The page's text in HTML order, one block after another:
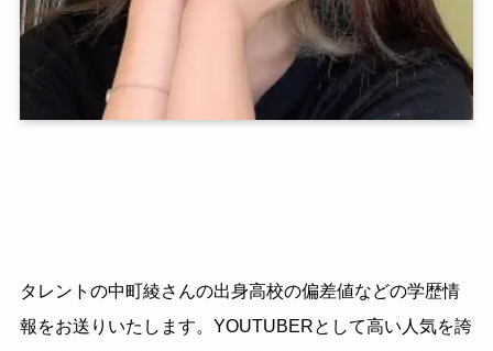
タレントの中町綾さんの出身高校の偏差値などの学歴情
報をお送りいたします。YOUTUBERとして高い人気を誇